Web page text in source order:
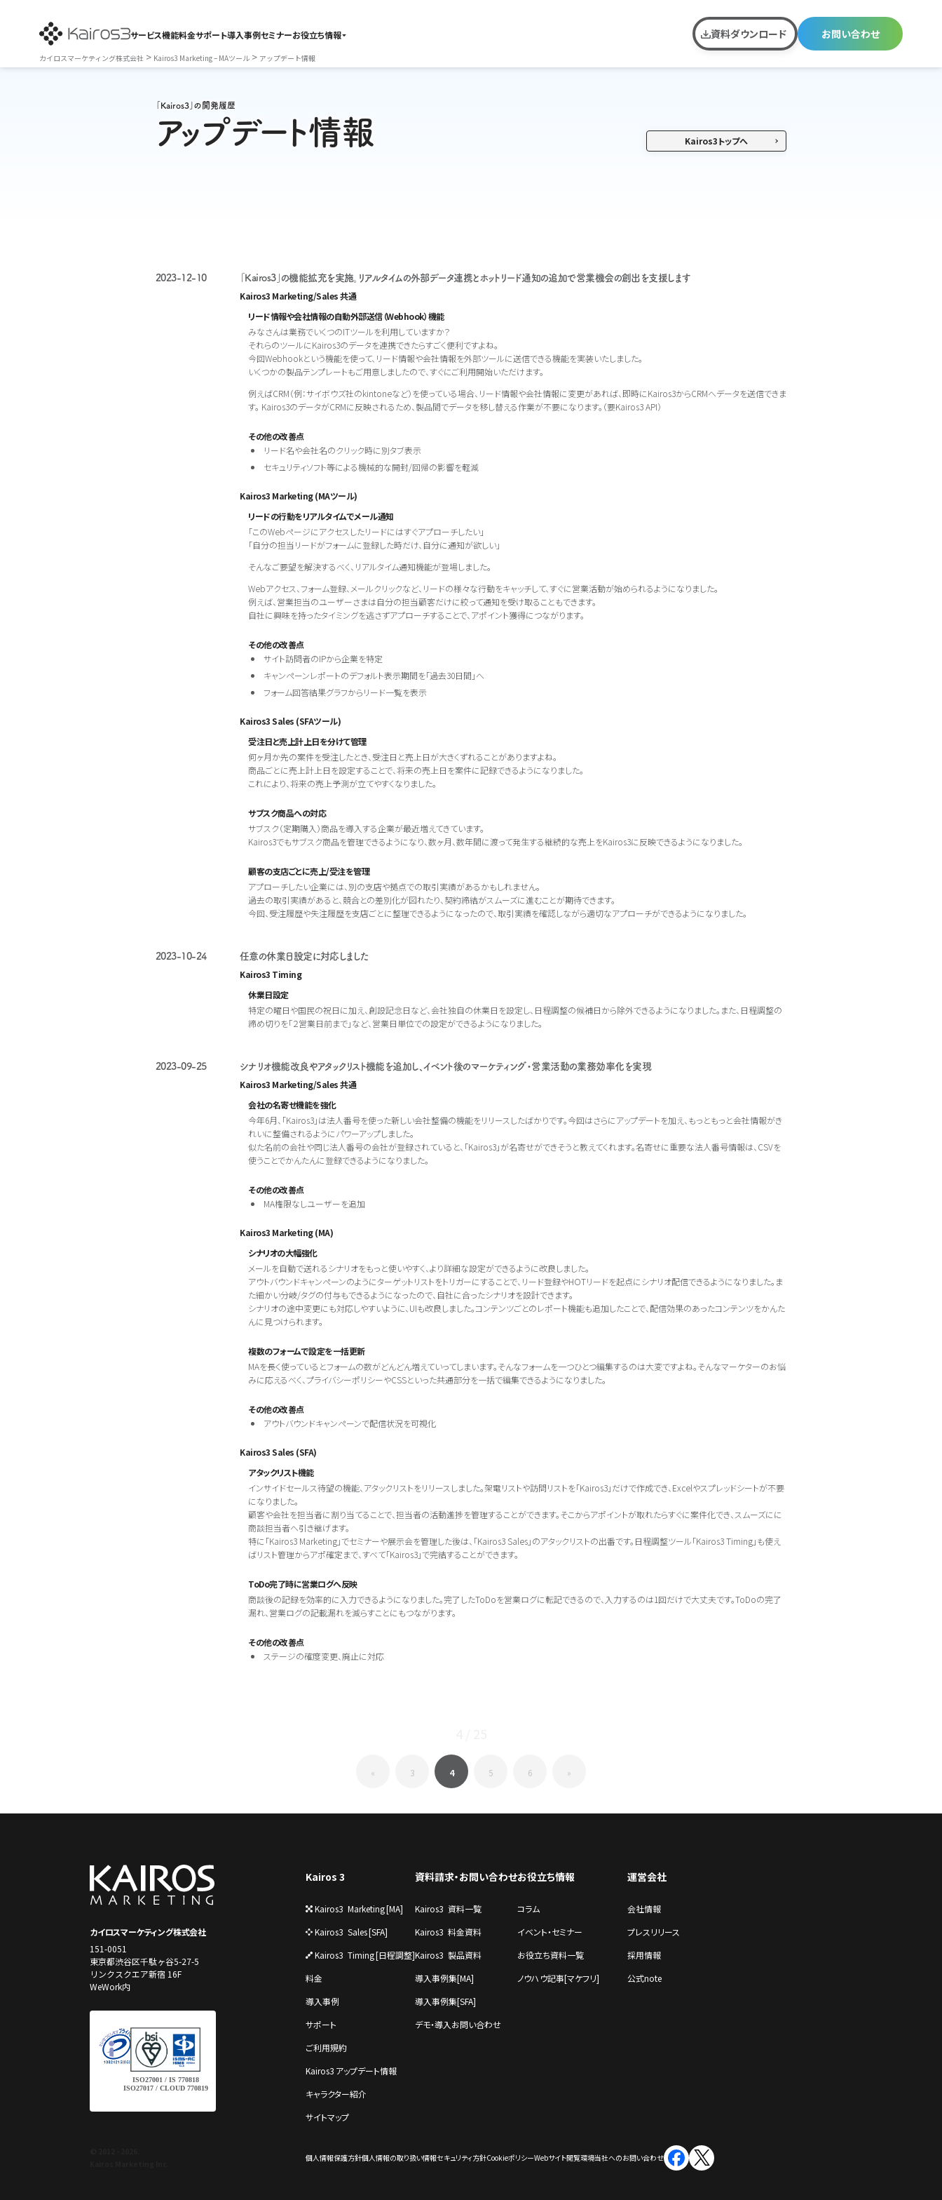
サービス機能料金サポート導入事例セミナーお役立ち情報 資料ダウンロード お問い合わせ
カイロスマーケティング株式会社 > Kairos3 Marketing – MAツール > アップデート情報
「Kairos3」の開発履歴
アップデート情報 Kairos3トップへ
2023-12-10 「Kairos3」の機能拡充を実施。リアルタイムの外部データ連携とホットリード通知の追加で営業機会の創出を支援します
Kairos3 Marketing/Sales 共通
リード情報や会社情報の自動外部送信（Webhook）機能
みなさんは業務でいくつのITツールを利用していますか？
それらのツールにKairos3のデータを連携できたらすごく便利ですよね。
今回Webhookという機能を使って、リード情報や会社情報を外部ツールに送信できる機能を実装いたしました。
いくつかの製品テンプレートもご用意しましたので、すぐにご利用開始いただけます。
例えばCRM（例：サイボウズ社のkintoneなど）を使っている場合、リード情報や会社情報に変更があれば、即時にKairos3からCRMへデータを送信できま
す。 Kairos3のデータがCRMに反映されるため、製品間でデータを移し替える作業が不要になります。（要Kairos3 API）
その他の改善点
リード名や会社名のクリック時に別タブ表示
セキュリティソフト等による機械的な開封/回帰の影響を軽減
Kairos3 Marketing (MAツール)
リードの行動をリアルタイムでメール通知
「このWebページにアクセスしたリードにはすぐアプローチしたい」
「自分の担当リードがフォームに登録した時だけ、自分に通知が欲しい」
そんなご要望を解決するべく、リアルタイム通知機能が登場しました。
Webアクセス、フォーム登録、メールクリックなど、リードの様々な行動をキャッチして、すぐに営業活動が始められるようになりました。
例えば、営業担当のユーザーさまは自分の担当顧客だけに絞って通知を受け取ることもできます。
自社に興味を持ったタイミングを逃さずアプローチすることで、アポイント獲得につながります。
その他の改善点
サイト訪問者のIPから企業を特定
キャンペーンレポートのデフォルト表示期間を「過去30日間」へ
フォーム回答結果グラフからリード一覧を表示
Kairos3 Sales (SFAツール)
受注日と売上計上日を分けて管理
何ヶ月か先の案件を受注したとき、受注日と売上日が大きくずれることがありますよね。
商品ごとに売上計上日を設定することで、将来の売上日を案件に記録できるようになりました。
これにより、将来の売上予測が立てやすくなりました。
サブスク商品への対応
サブスク（定期購入）商品を導入する企業が最近増えてきています。
Kairos3でもサブスク商品を管理できるようになり、数ヶ月、数年間に渡って発生する継続的な売上をKairos3に反映できるようになりました。
顧客の支店ごとに売上/受注を管理
アプローチしたい企業には、別の支店や拠点での取引実績があるかもしれません。
過去の取引実績があると、競合との差別化が図れたり、契約締結がスムーズに進むことが期待できます。
今回、受注履歴や失注履歴を支店ごとに整理できるようになったので、取引実績を確認しながら適切なアプローチができるようになりました。
2023-10-24 任意の休業日設定に対応しました
Kairos3 Timing
休業日設定
特定の曜日や国民の祝日に加え、創設記念日など、会社独自の休業日を設定し、日程調整の候補日から除外できるようになりました。また、日程調整の
締め切りを｢２営業日前まで｣など、営業日単位での設定ができるようになりました。
2023-09-25 シナリオ機能改良やアタックリスト機能を追加し、イベント後のマーケティング・営業活動の業務効率化を実現
Kairos3 Marketing/Sales 共通
会社の名寄せ機能を強化
今年6月、「Kairos3」は法人番号を使った新しい会社整備の機能をリリースしたばかりです。今回はさらにアップデートを加え、もっともっと会社情報がき
れいに整備されるようにパワーアップしました。
似た名前の会社や同じ法人番号の会社が登録されていると、「Kairos3」が名寄せができそうと教えてくれます。名寄せに重要な法人番号情報は、CSVを
使うことでかんたんに登録できるようになりました。
その他の改善点
MA権限なしユーザーを追加
Kairos3 Marketing (MA)
シナリオの大幅強化
メールを自動で送れるシナリオをもっと使いやすく、より詳細な設定ができるように改良しました。
アウトバウンドキャンペーンのようにターゲットリストをトリガーにすることで、リード登録やHOTリードを起点にシナリオ配信できるようになりました。ま
た細かい分岐/タグの付与もできるようになったので、自社に合ったシナリオを設計できます。
シナリオの途中変更にも対応しやすいように、UIも改良しました。コンテンツごとのレポート機能も追加したことで、配信効果のあったコンテンツをかんた
んに見つけられます。
複数のフォームで設定を一括更新
MAを長く使っているとフォームの数がどんどん増えていってしまいます。そんなフォームを一つひとつ編集するのは大変ですよね。そんなマーケターのお悩
みに応えるべく、プライバシーポリシーやCSSといった共通部分を一括で編集できるようになりました。
その他の改善点
アウトバウンドキャンペーンで配信状況を可視化
Kairos3 Sales (SFA)
アタックリスト機能
インサイドセールス待望の機能、アタックリストをリリースしました。架電リストや訪問リストを「Kairos3」だけで作成でき、Excelやスプレッドシートが不要
になりました。
顧客や会社を担当者に割り当てることで、担当者の活動進捗を管理することができます。そこからアポイントが取れたらすぐに案件化でき、スムーズにに
商談担当者へ引き継げます。
特に「Kairos3 Marketing」でセミナーや展示会を管理した後は、「Kairos3 Sales」のアタックリストの出番です。日程調整ツール「Kairos3 Timing」も使え
ばリスト管理からアポ確定まで、すべて「Kairos3」で完結することができます。
ToDo完了時に営業ログへ反映
商談後の記録を効率的に入力できるようになりました。完了したToDoを営業ログに転記できるので、入力するのは1回だけで大丈夫です。ToDoの完了
漏れ、営業ログの記載漏れを減らすことにもつながります。
その他の改善点
ステージの確度変更、廃止に対応
« 3 4 5 6 »
カイロスマーケティング株式会社
151-0051
東京都渋谷区千駄ヶ谷5-27-5
リンクスクエア新宿 16F
WeWork内
ISO27001 / IS 770818
ISO27017 / CLOUD 770819
Kairos 3
Kairos3 Marketing [MA]
Kairos3 Sales [SFA]
Kairos3 Timing [⽇程調整]
料金
導⼊事例
サポート
ご利⽤規約
Kairos3 アップデート情報
キャラクター紹介
サイトマップ
資料請求・お問い合わせ
Kairos3 資料一覧
Kairos3 料金資料
Kairos3 製品資料
導入事例集[MA]
導入事例集[SFA]
デモ・導⼊お問い合わせ
お役立ち情報
コラム
イベント・セミナー
お役立ち資料一覧
ノウハウ記事[マケフリ]
運営会社
会社情報
プレスリリース
採⽤情報
公式note
個⼈情報保護⽅針個⼈情報の取り扱い情報セキュリティ⽅針CookieポリシーWebサイト閲覧環境当社へのお問い合わせ